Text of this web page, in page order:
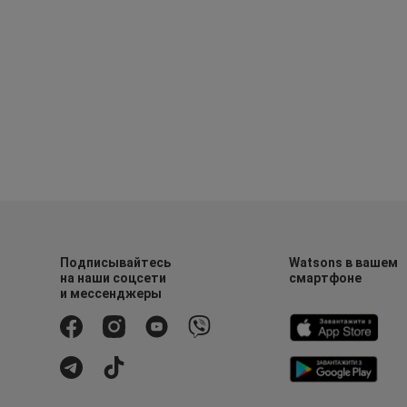
Подписывайтесь
на наши соцсети
и мессенджеры
Watsons в вашем
смартфоне